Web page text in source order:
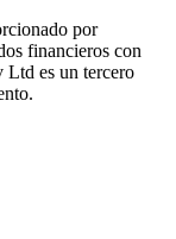
por
financieros con
Ltd es un tercero